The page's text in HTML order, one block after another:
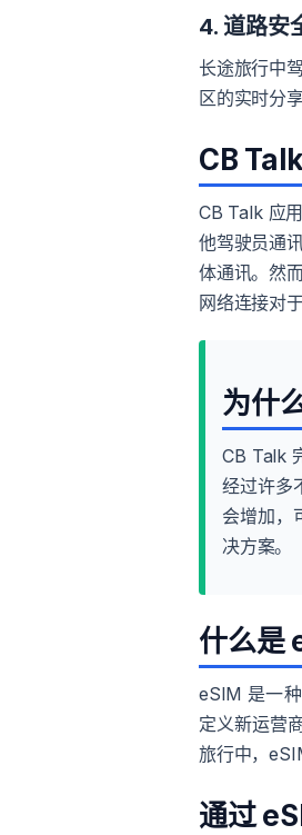
4. 道路安
长途旅行中
区的实时分
CB
CB Talk 应
他驾驶员通
体通讯。然
网络连接对
为什
CB Talk
经过许多
会增加，
决方案。
什么是
eSIM 是一
定义新运营
旅行中，
通过